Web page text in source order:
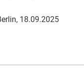
18.09.2025